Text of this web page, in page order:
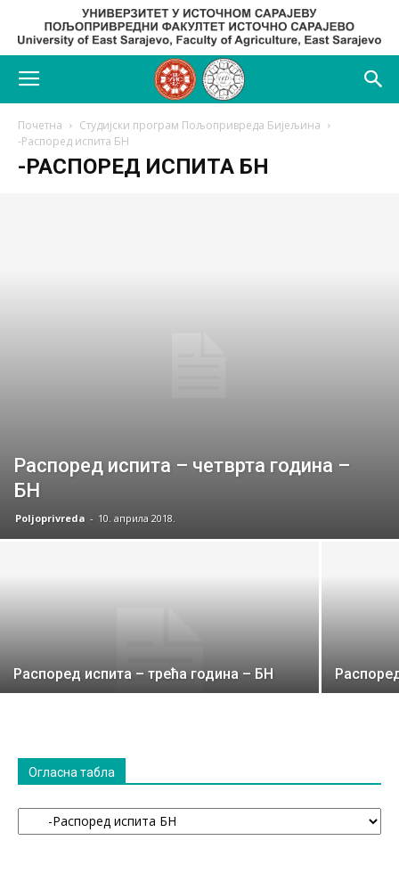
Почетна
Студијски програм Пољопривреда Бијељина
-Распоред испита БН
-РАСПОРЕД ИСПИТА БН
Распоред испита – четврта година –
БН
Poljoprivreda - 10. априла 2018.
Распоред испита – трећа година – БН
Огласна табла
Огласна
табла